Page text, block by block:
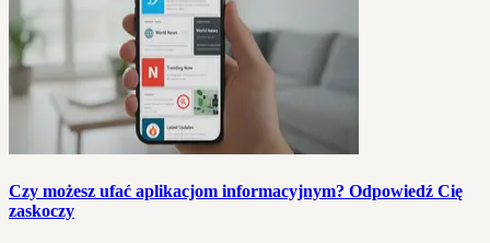
Czy możesz ufać aplikacjom informacyjnym? Odpowiedź Cię
zaskoczy